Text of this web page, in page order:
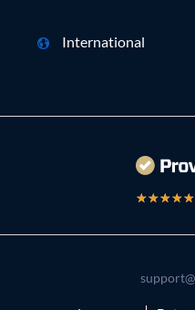
International